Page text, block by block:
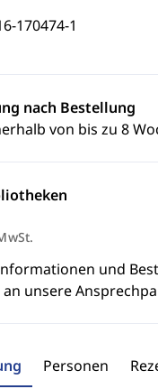
170474-1
nach Bestellung
von bis zu 8
und
an unsere
Personen